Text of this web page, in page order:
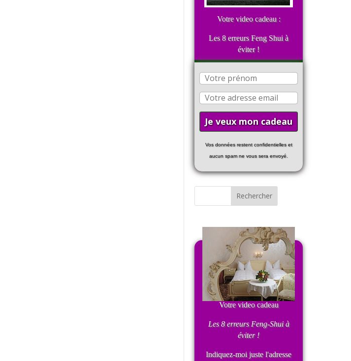
Votre video cadeau :
Les 8 erreurs Feng Shui à
éviter !
Vos données restent confidentielles et
aucun spam ne vous sera envoyé.
Votre video cadeau
Les 8 erreurs Feng-Shuià
éviter !
Indiquez-moi juste l'adresse